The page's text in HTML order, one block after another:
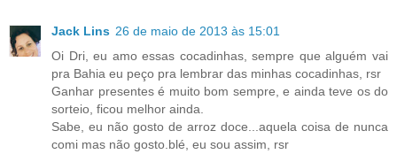
Jack Lins 26 de maio de 2013 às 15:01
Oi Dri, eu amo essas cocadinhas, sempre que alguém vai
pra Bahia eu peço pra lembrar das minhas cocadinhas, rsr
Ganhar presentes é muito bom sempre, e ainda teve os do
sorteio, ficou melhor ainda.
Sabe, eu não gosto de arroz doce...aquela coisa de nunca
comi mas não gosto.blé, eu sou assim, rsr